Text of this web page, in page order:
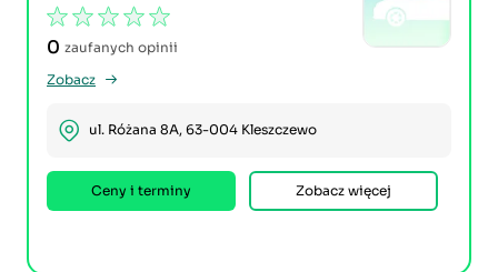
0 zaufanych opinii
Zobacz
ul. Różana 8A, 63-004 Kleszczewo
Ceny i terminy Zobacz więcej